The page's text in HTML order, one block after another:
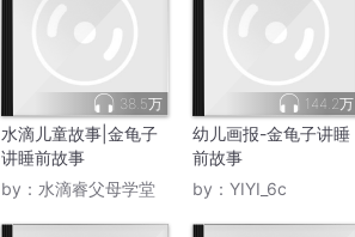
38.5万
水滴儿童故事|金龟子
讲睡前故事
by： 水滴睿父母学堂
144.2万
幼儿画报-金龟子讲睡
前故事
by： YIYI_6c